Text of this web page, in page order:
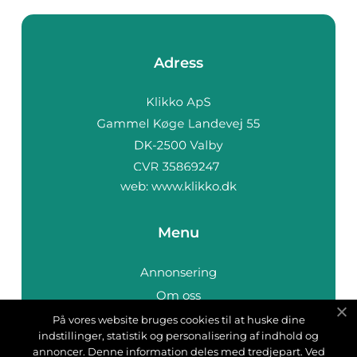
Adress
web: www.klikko.dk
Menu
Annonsering
Om oss
Cookies
Kontakta oss
På vores website bruges cookies til at huske dine
indstillinger, statistik og personalisering af indhold og
annoncer. Denne information deles med tredjepart. Ved